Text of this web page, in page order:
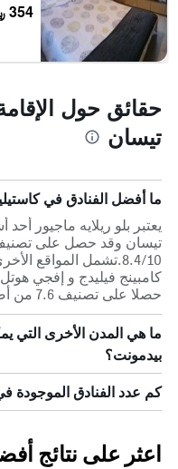
354 ﷼
حقائق حول
تيسان
ما أفضل الفنادق في
يعتبر بلو ريلايه ماجيور
8.4/10.تشمل المواقع
كامبينج فيليدج و إفجي
حصلا على تصنيف 7.6 من أصل 8.5 من تقييمات المستخدمين
ما هي المدن الأخرى التي
بيدمونت؟
كم عدد الفنادق الموجودة
اعثر على نتائج